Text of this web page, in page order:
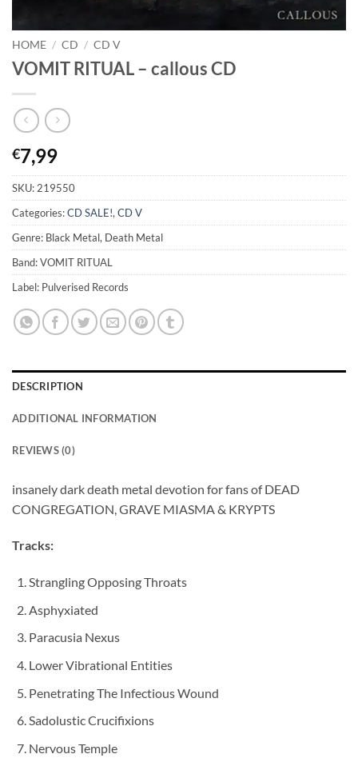
HOME / CD / CD V
VOMIT RITUAL – callous CD
€7,99
SKU: 219550
Categories:CD SALE!, CD V
Genre: Black Metal, Death Metal
Band: VOMIT RITUAL
Label: Pulverised Records
DESCRIPTION
ADDITIONAL INFORMATION
REVIEWS (0)
insanely dark death metal devotion for fans of DEAD
CONGREGATION, GRAVE MIASMA & KRYPTS
Tracks:
Strangling Opposing Throats
Asphyxiated
Paracusia Nexus
Lower Vibrational Entities
Penetrating The Infectious Wound
Sadolustic Crucifixions
Nervous Temple